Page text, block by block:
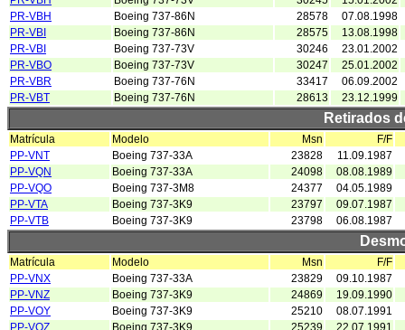
PR-VBH
Boeing 737-86N 28578
07.08.1998
PR-VBI
Boeing 737-86N 28575
13.08.1998
PR-VBI
Boeing 737-73V 30246
23.01.2002
PR-VBO
Boeing 737-73V 30247
25.01.2002
PR-VBR
Boeing 737-76N 33417
06.09.2002
PR-VBT
Boeing 737-76N 28613 23.12.1999
Retirados
Matrícula Modelo Msn
F/F
PP-VNT
Boeing 737-33A 23828
11.09.1987
PP-VQN
Boeing 737-33A 24098
08.08.1989
PP-VQO
Boeing 737-3M8 24377
04.05.1989
PP-VTA
Boeing 737-3K9 23797
09.07.1987
PP-VTB
Boeing 737-3K9 23798 06.08.1987
Matrícula Modelo Msn
F/F
PP-VNX
Boeing 737-33A 23829
09.10.1987
PP-VNZ
Boeing 737-3K9 24869
19.09.1990
PP-VOY
Boeing 737-3K9 25210
08.07.1991
PP-VOZ
Boeing 737-3K9 25239 22.07.1991